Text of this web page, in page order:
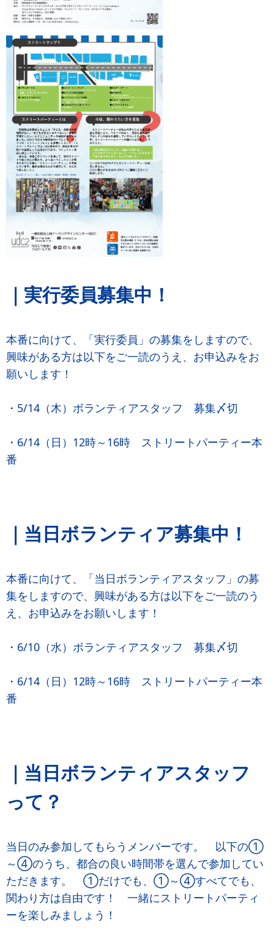
｜実行委員募集中！
本番に向けて、「実行委員」の募集をしますので、
興味がある方は以下をご一読のうえ、お申込みをお
願いします！
・5/14（木）ボランティアスタッフ 募集〆切
・6/14（日）12時～16時 ストリートパーティー本
番
｜当日ボランティア募集中！
本番に向けて、「当日ボランティアスタッフ」の募
集をしますので、興味がある方は以下をご一読のう
え、お申込みをお願いします！
・6/10（水）ボランティアスタッフ 募集〆切
・6/14（日）12時～16時 ストリートパーティー本
番
｜当日ボランティアスタッフ
って？
当日のみ参加してもらうメンバーです。‍ 以下の①
～④のうち、都合の良い時間帯を選んで参加してい
ただきます。‍‍ ①だけでも、①～④すべてでも、
関わり方は自由です！‍ 一緒にストリートパーティ
ーを楽しみましょう！